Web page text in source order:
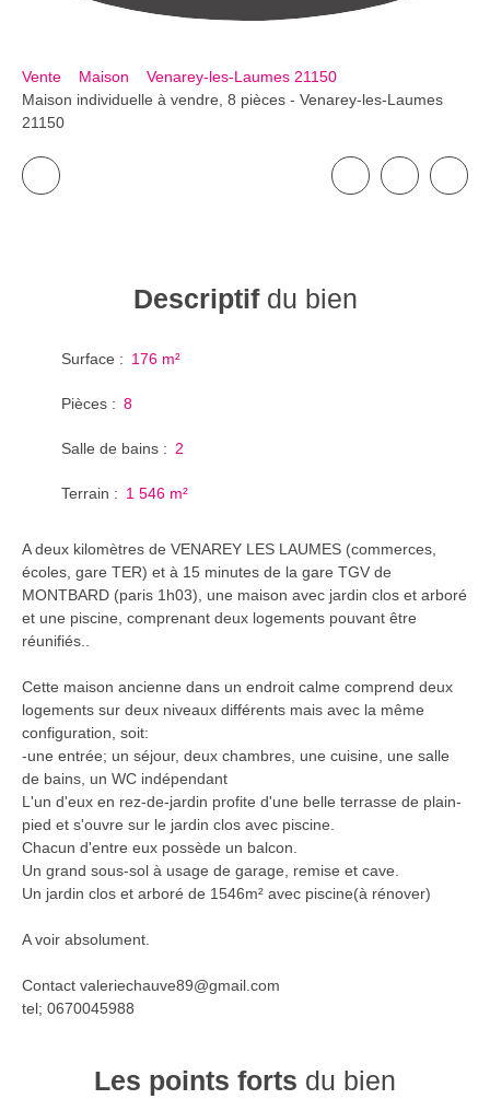
Vente Maison
Venarey-les-Laumes 21150
Maison individuelle à vendre, 8 pièces - Venarey-les-Laumes
21150
Descriptifdu bien
Surface : 176 m²
Pièces : 8
Salle de bains : 2
Terrain : 1 546 m²
A deux kilomètres de VENAREY LES LAUMES (commerces,
écoles, gare TER) et à 15 minutes de la gare TGV de
MONTBARD (paris 1h03), une maison avec jardin clos et arboré
et une piscine, comprenant deux logements pouvant être
réunifiés..
Cette maison ancienne dans un endroit calme comprend deux
logements sur deux niveaux différents mais avec la même
configuration, soit:
-une entrée; un séjour, deux chambres, une cuisine, une salle
de bains, un WC indépendant
L'un d'eux en rez-de-jardin profite d'une belle terrasse de plain-
pied et s'ouvre sur le jardin clos avec piscine.
Chacun d'entre eux possède un balcon.
Un grand sous-sol à usage de garage, remise et cave.
Un jardin clos et arboré de 1546m² avec piscine(à rénover)
A voir absolument.
Contact valeriechauve89@gmail.com
tel; 0670045988
Les points forts du bien